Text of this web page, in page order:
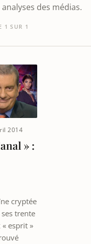
des médias.
1 SUR 1
2014
» :
cryptée
ses trente
esprit »